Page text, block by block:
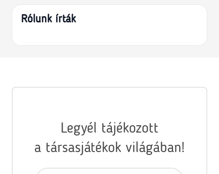
Rólunk írták
Legyél tájékozott
a társasjátékok világában!